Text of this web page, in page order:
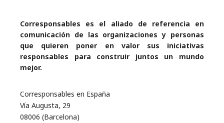
Corresponsables es el aliado de referencia en
comunicación de las organizaciones y personas
que quieren poner en valor sus iniciativas
responsables para construir juntos un mundo
mejor.
Corresponsables en España
Vía Augusta, 29
08006 (Barcelona)